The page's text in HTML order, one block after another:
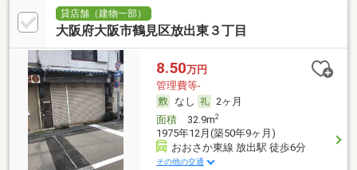
貸店舗（建物一部）
大阪府大阪市鶴見区放出東３丁目
8.50万円
管理費等-
なし
2ヶ月
面積32.9m2
1975年12月(築50年9ヶ月)
おおさか東線 放出駅 徒歩6分
その他の交通